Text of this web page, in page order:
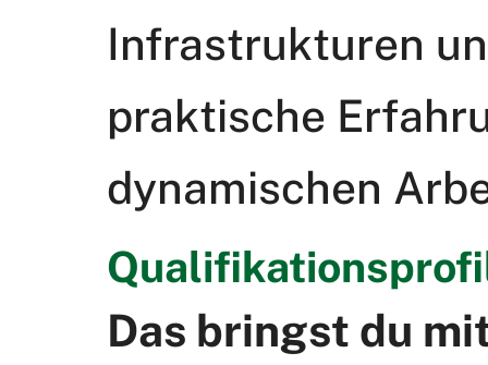
Infrastrukturen
praktische
dynamischen
Das bringst du